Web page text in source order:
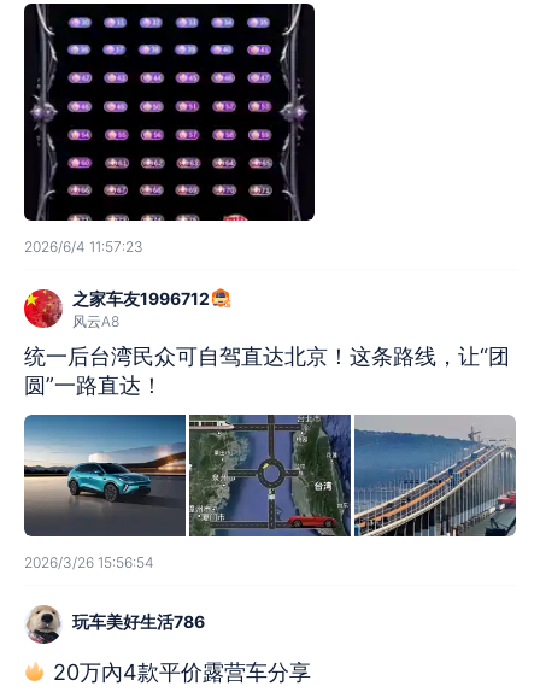
2026/6/4 11:57:23
之家车友1996712
风云A8
统一后台湾民众可自驾直达北京！这条路线，让“团
圆”一路直达！
2026/3/26 15:56:54
玩车美好生活786
20万內4款平价露营车分享